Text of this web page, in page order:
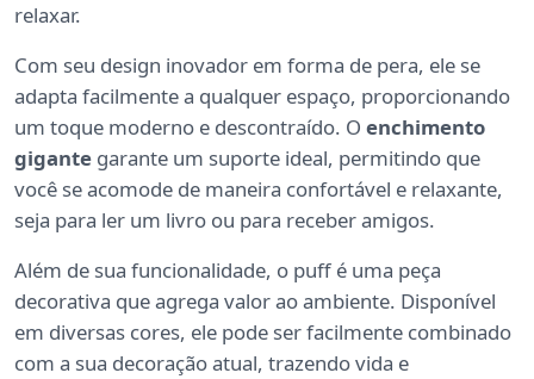
relaxar.
Com seu design inovador em forma de pera, ele se
adapta facilmente a qualquer espaço, proporcionando
um toque moderno e descontraído. O enchimento
gigante garante um suporte ideal, permitindo que
você se acomode de maneira confortável e relaxante,
seja para ler um livro ou para receber amigos.
Além de sua funcionalidade, o puff é uma peça
decorativa que agrega valor ao ambiente. Disponível
em diversas cores, ele pode ser facilmente combinado
com a sua decoração atual, trazendo vida e